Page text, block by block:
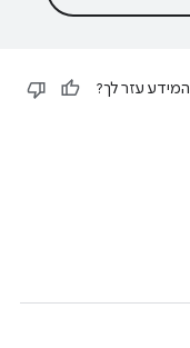
המידע עזר לך?